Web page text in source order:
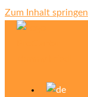
Zum Inhalt springen